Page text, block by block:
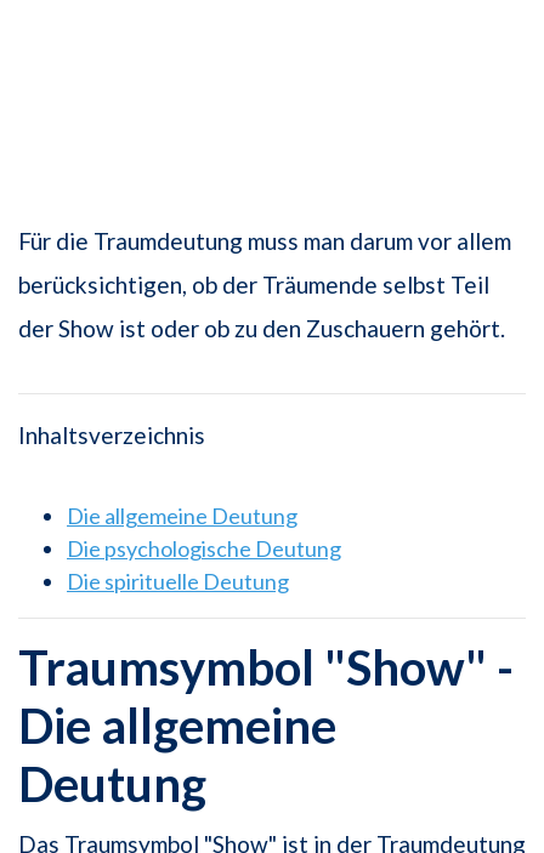
Für die Traumdeutung muss man darum vor allem
berücksichtigen, ob der Träumende selbst Teil
der Show ist oder ob zu den Zuschauern gehört.
Inhaltsverzeichnis
Die allgemeine Deutung
Die psychologische Deutung
Die spirituelle Deutung
Traumsymbol "Show" -
Die allgemeine
Deutung
Das Traumsymbol "Show" ist in der Traumdeutung